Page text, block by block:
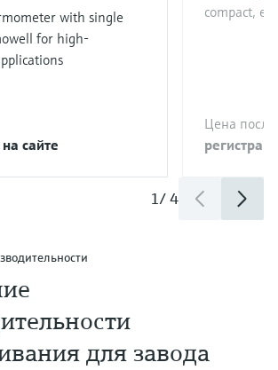
with single
for high-
сайте
compact,
Цена после
1/4
для завода